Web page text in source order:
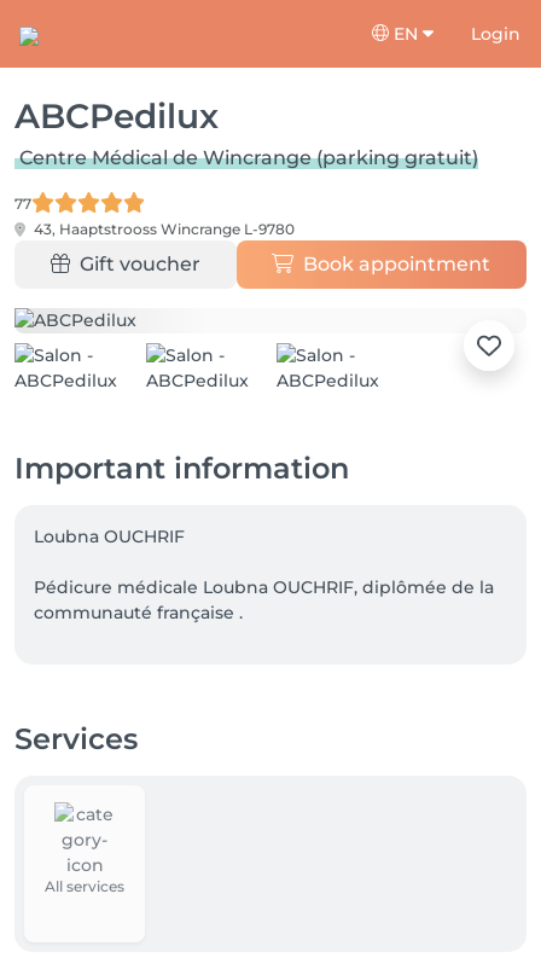
EN Login
ABCPedilux
Centre Médical de Wincrange (parking gratuit)
77
43, Haaptstrooss Wincrange L-9780
Gift voucher Book appointment
Important information
Loubna OUCHRIF
Pédicure médicale Loubna OUCHRIF, diplômée de la
communauté française .
Ruck à Neuenburg en Allemagne.
centre médical de Wincrange.
Services
All services